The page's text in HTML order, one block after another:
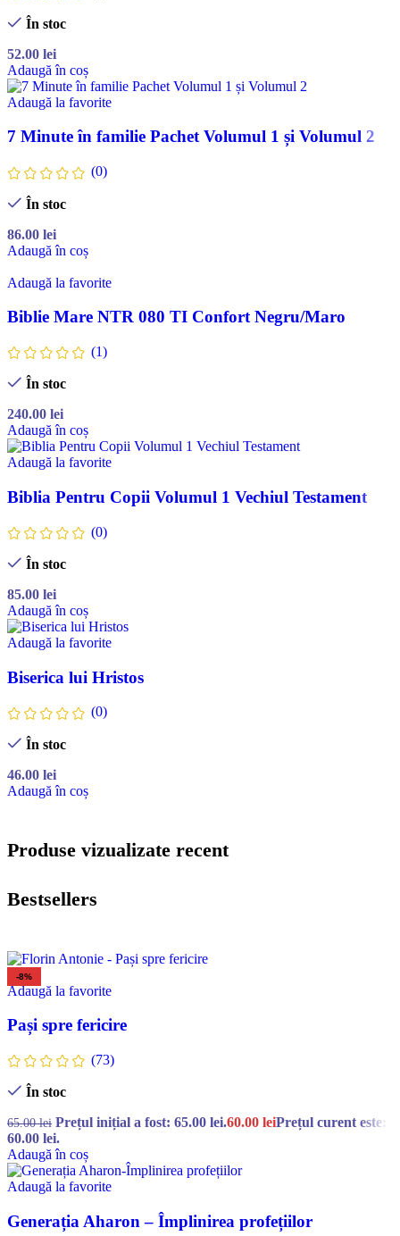
În stoc
52.00 lei
Adaugă în coș
Adaugă la favorite
7 Minute în familie Pachet Volumul 1 și Volumul 2
(0)
În stoc
86.00 lei
Adaugă în coș
Adaugă la favorite
Biblie Mare NTR 080 TI Confort Negru/Maro
(1)
În stoc
240.00 lei
Adaugă în coș
Adaugă la favorite
Biblia Pentru Copii Volumul 1 Vechiul Testament
(0)
În stoc
85.00 lei
Adaugă în coș
Adaugă la favorite
Biserica lui Hristos
(0)
În stoc
46.00 lei
Adaugă în coș
Produse vizualizate recent
Bestsellers
-8%
Adaugă la favorite
Pași spre fericire
(73)
În stoc
65.00lei Prețul inițial a fost: 65.00 lei.60.00 leiPrețul curent este:
60.00 lei.
Adaugă în coș
Adaugă la favorite
Generația Aharon – Împlinirea profețiilor